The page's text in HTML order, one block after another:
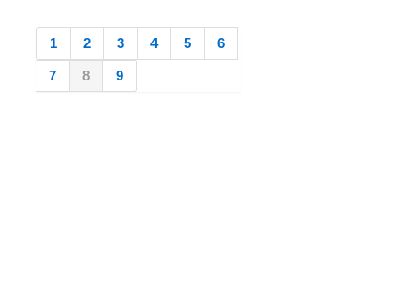
1 2 3 4 5 6
7 8 9